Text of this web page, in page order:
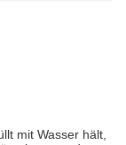
mit Wasser hält,